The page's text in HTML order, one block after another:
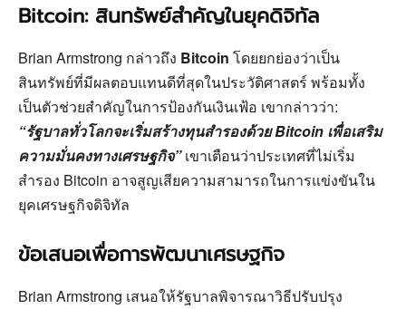
Bitcoin: สินทรัพย์สำคัญในยุคดิจิทัล
Brian Armstrong กล่าวถึง Bitcoin โดยยกย่องว่าเป็น
สินทรัพย์ที่มีผลตอบแทนดีที่สุดในประวัติศาสตร์ พร้อมทั้ง
เป็นตัวช่วยสำคัญในการป้องกันเงินเฟ้อ เขากล่าวว่า:
“รัฐบาลทั่วโลกจะเริ่มสร้างทุนสำรองด้วย Bitcoin เพื่อเสริม
ความมั่นคงทางเศรษฐกิจ”เขาเตือนว่าประเทศที่ไม่เริ่ม
สำรอง Bitcoin อาจสูญเสียความสามารถในการแข่งขันใน
ยุคเศรษฐกิจดิจิทัล
ข้อเสนอเพื่อการพัฒนาเศรษฐกิจ
Brian Armstrong เสนอให้รัฐบาลพิจารณาวิธีปรับปรุง